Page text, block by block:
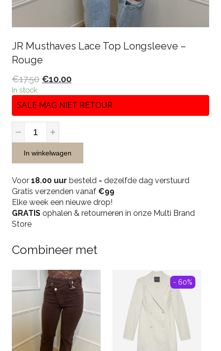
JR Musthaves Lace Top Longsleeve –
Rouge
€17.50 €10.00
In stock
SALE MAG NIET RETOUR
Musthaves
Lace
-
Rouge
quantity
In winkelwagen
Voor 18.00 uur besteld = dezelfde dag verstuurd
Gratis verzenden vanaf €99
Elke week een nieuwe drop!
GRATIS ophalen & retourneren in onze Multi Brand
Store
Combineer met
- 60%